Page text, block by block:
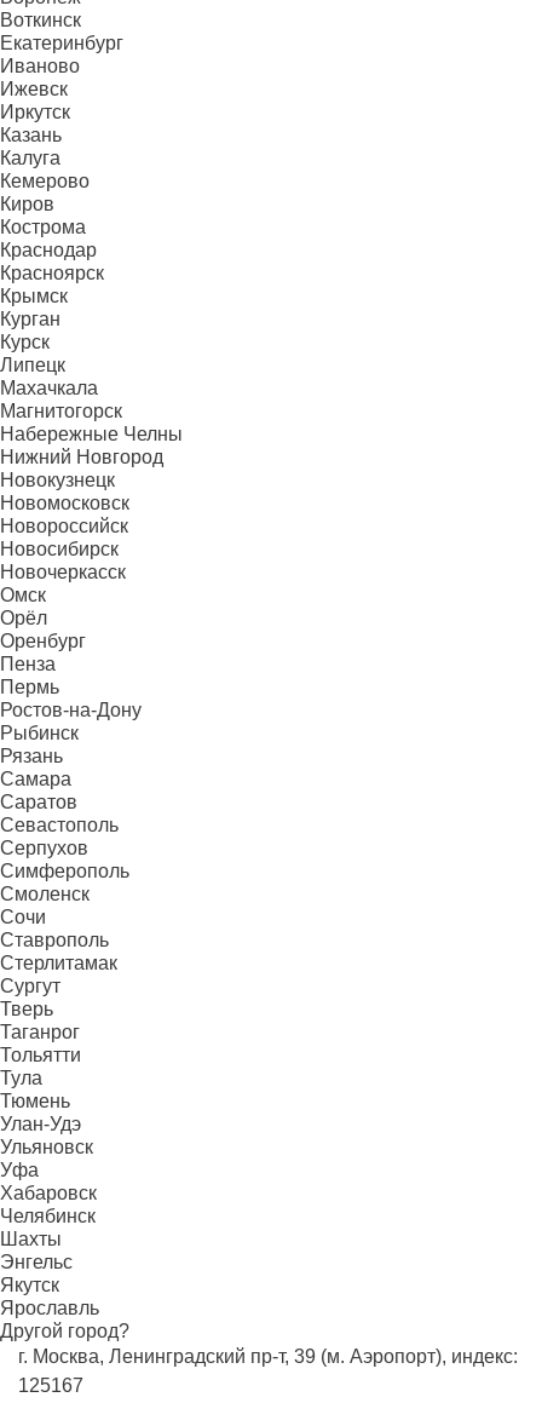
Воткинск
Екатеринбург
Иваново
Ижевск
Иркутск
Казань
Калуга
Кемерово
Киров
Кострома
Краснодар
Красноярск
Крымск
Курган
Курск
Липецк
Махачкала
Магнитогорск
Набережные Челны
Нижний Новгород
Новокузнецк
Новомосковск
Новороссийск
Новосибирск
Новочеркасск
Омск
Орёл
Оренбург
Пенза
Пермь
Ростов-на-Дону
Рыбинск
Рязань
Самара
Саратов
Севастополь
Серпухов
Симферополь
Смоленск
Сочи
Ставрополь
Стерлитамак
Сургут
Тверь
Таганрог
Тольятти
Тула
Тюмень
Улан-Удэ
Ульяновск
Уфа
Хабаровск
Челябинск
Шахты
Энгельс
Якутск
Ярославль
Другой город?
г. Москва, Ленинградский пр-т, 39 (м. Аэропорт), индекс:
125167